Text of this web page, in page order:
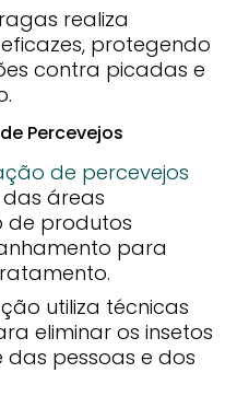
realiza
protegendo
contra picadas e
Percevejos
de percevejos
áreas
de produtos
para
utiliza técnicas
eliminar os insetos
pessoas e dos